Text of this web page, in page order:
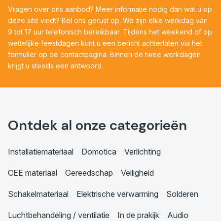
Vragen over ons aanbod? Meer informatie nodig dan wat u op
deze site vindt? Bel ons gerust op. We zijn elke werkdag van
9 tot 17 uur telefonisch bereikbaar. Tijdens het weekend of op
wettelijke feestdagen kunt u een bericht achterlaten via het
formulier op de contactpagina. Binnen de twee werkdagen
krijgt u steeds een antwoord.
Ontdek al onze categorieën
Installatiemateriaal Domotica Verlichting
CEE materiaal Gereedschap Veiligheid
Schakelmateriaal Elektrische verwarming Solderen
Luchtbehandeling / ventilatie In de prakijk Audio